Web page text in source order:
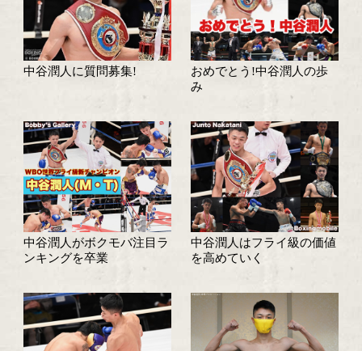
中谷潤人のチャンピオンベルトを展
中谷潤人が相模原市のイベ
新チャンピオン中